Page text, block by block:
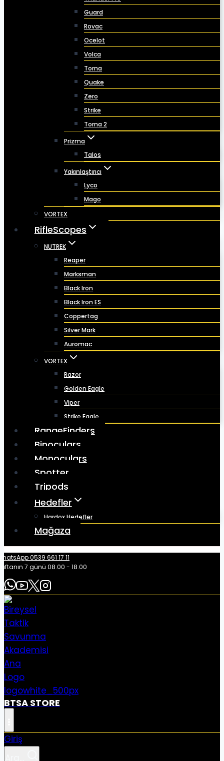
Guard
Rovac
Ocelot
Volca
Torna
Quake
Zero
Strike
Torna 2
Prizma
Talos
Yakınlaştırıcı
Lyco
Mago
VORTEX
RifleScopes
NUTREK
Reaper
Marksman
Black Iron
Black Iron ES
Coppertag
Silver Mark
Auromac
VORTEX
Razor
Golden Eagle
Viper
Strike Eagle
RangeFinders
Binoculars
Monoculars
Spotter
Tripods
Hedefler
Hardox Hedefler
Mağaza
0539 661 17 11
7 günü 08.00 - 18.00
BTSA STORE
Giriş